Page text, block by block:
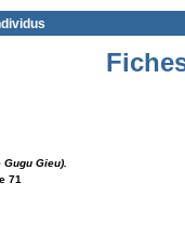
Gieu).
71